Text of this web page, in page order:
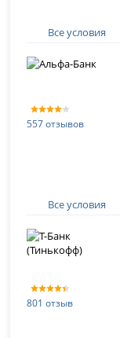
Все условия
557 отзывов
Все условия
801 отзыв